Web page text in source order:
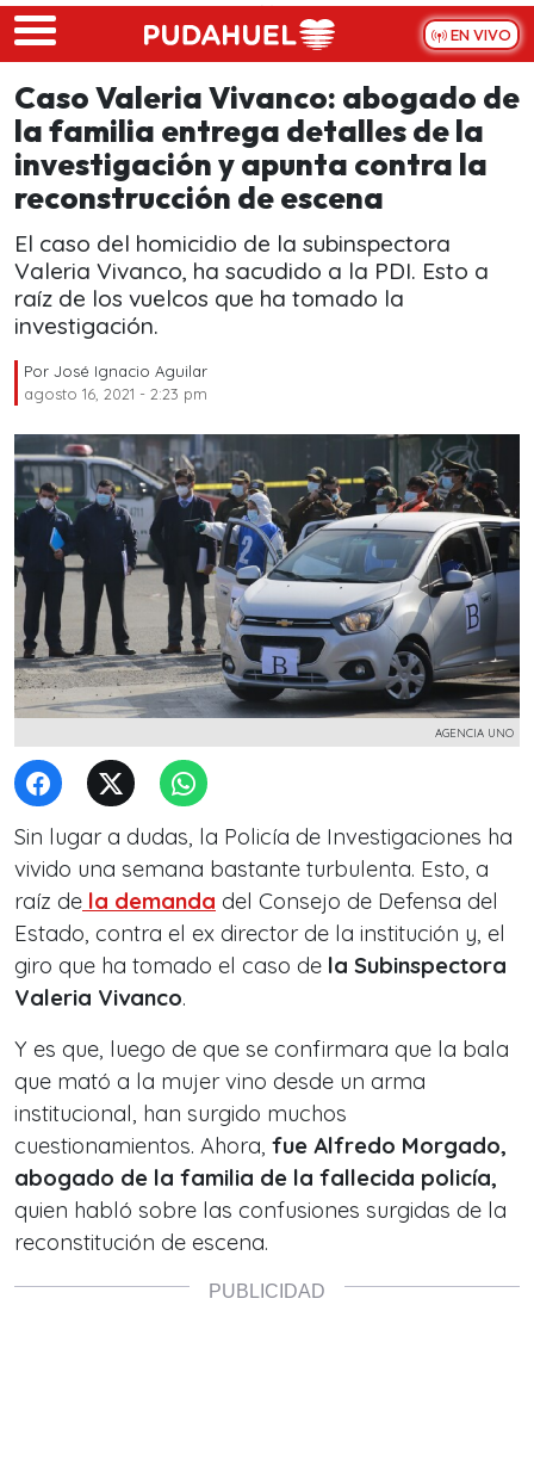
Skip to main content
EN VIVO
Caso Valeria Vivanco: abogado de
la familia entrega detalles de la
investigación y apunta contra la
reconstrucción de escena
El caso del homicidio de la subinspectora
Valeria Vivanco, ha sacudido a la PDI. Esto a
raíz de los vuelcos que ha tomado la
investigación.
Por José Ignacio Aguilar
agosto 16, 2021 - 2:23 pm
AGENCIA UNO
Sin lugar a dudas, la Policía de Investigaciones ha
vivido una semana bastante turbulenta. Esto, a
raíz de la demanda del Consejo de Defensa del
Estado, contra el ex director de la institución y, el
giro que ha tomado el caso de la Subinspectora
Valeria Vivanco.
Y es que, luego de que se confirmara que la bala
que mató a la mujer vino desde un arma
institucional, han surgido muchos
cuestionamientos. Ahora, fue Alfredo Morgado,
abogado de la familia de la fallecida policía,
quien habló sobre las confusiones surgidas de la
reconstitución de escena.